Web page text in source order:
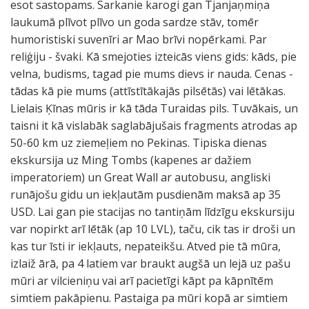
esot sastopams. Sarkanie karogi gan Tjanjaņmiņa
laukumā plīvot plīvo un goda sardze stāv, tomēr
humoristiski suvenīri ar Mao brīvi nopērkami. Par
reliģiju - švaki. Kā smejoties izteicās viens gids: kāds, pie
velna, budisms, tagad pie mums dievs ir nauda. Cenas -
tādas kā pie mums (attīstītākajās pilsētās) vai lētākas.
Lielais Ķīnas mūris ir kā tāda Turaidas pils. Tuvākais, un
taisni it kā vislabāk saglabājušais fragments atrodas ap
50-60 km uz ziemeļiem no Pekinas. Tipiska dienas
ekskursija uz Ming Tombs (kapenes ar dažiem
imperatoriem) un Great Wall ar autobusu, angliski
runājošu gidu un iekļautām pusdienām maksā ap 35
USD. Lai gan pie stacijas no tantiņām līdzīgu ekskursiju
var nopirkt arī lētāk (ap 10 LVL), taču, cik tas ir droši un
kas tur īsti ir iekļauts, nepateikšu. Atved pie tā mūra,
izlaiž ārā, pa 4 latiem var braukt augšā un lejā uz pašu
mūri ar vilcieniņu vai arī pacietīgi kāpt pa kāpnītēm
simtiem pakāpienu. Pastaiga pa mūri kopā ar simtiem